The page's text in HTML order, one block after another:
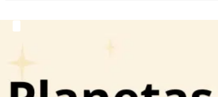
Lorem ipsum dolor sit amet
Lorem ipsum dolor sit amet, consectetur adipiscing elit, sed do